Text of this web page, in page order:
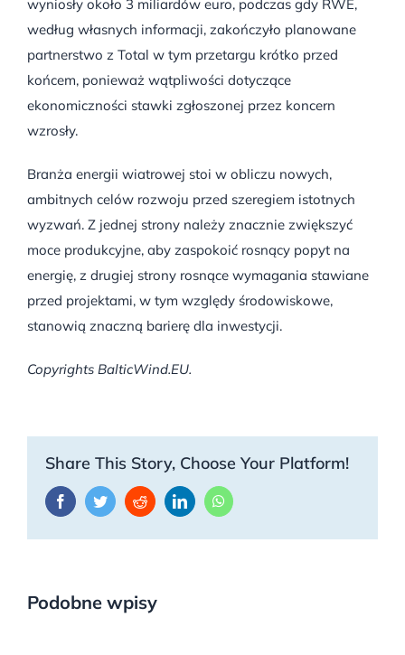
wyniosły około 3 miliardów euro, podczas gdy RWE,
według własnych informacji, zakończyło planowane
partnerstwo z Total w tym przetargu krótko przed
końcem, ponieważ wątpliwości dotyczące
ekonomiczności stawki zgłoszonej przez koncern
wzrosły.
Branża energii wiatrowej stoi w obliczu nowych,
ambitnych celów rozwoju przed szeregiem istotnych
wyzwań. Z jednej strony należy znacznie zwiększyć
moce produkcyjne, aby zaspokoić rosnący popyt na
energię, z drugiej strony rosnące wymagania stawiane
przed projektami, w tym względy środowiskowe,
stanowią znaczną barierę dla inwestycji.
Copyrights BalticWind.EU.
Share This Story, Choose Your Platform!
FacebookTwitterRedditLinkedInWhatsApp
Podobne wpisy